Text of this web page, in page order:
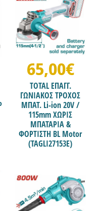
65,00€
TOTAL ΕΠΑΓΓ.
ΓΩΝΙΑΚΟΣ ΤΡΟΧΟΣ
ΜΠΑΤ. Li-ion 20V /
115mm ΧΩΡΙΣ
ΜΠΑΤΑΡΙΑ &
ΦΟΡΤΙΣΤΗ BL Motor
(TAGLI27153E)